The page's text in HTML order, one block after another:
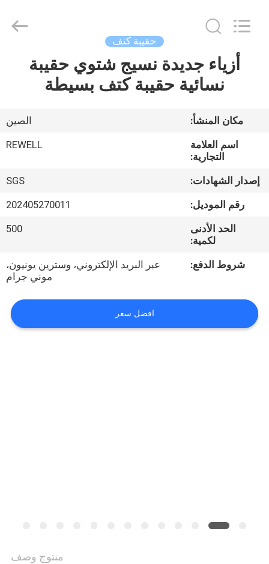
الصفحة
الرئيسية
منتجات
معلومات
عنا
جولة
المعمل
مراقبة
الجودة
Reserved.
حقيبة كتف
أزياء جديدة نسيج شتوي حقيبة
نسائية حقيبة كتف بسيطة
مكان المنشأ:
الصين
اسم العلامة
التجارية:
REWELL
إصدار الشهادات:
SGS
رقم الموديل:
202405270011
الحد الأدنى
لكمية:
500
شروط الدفع:
عبر البريد الإلكتروني، وسترين يونيون،
موني جرام
افضل سعر
منتوج وصف